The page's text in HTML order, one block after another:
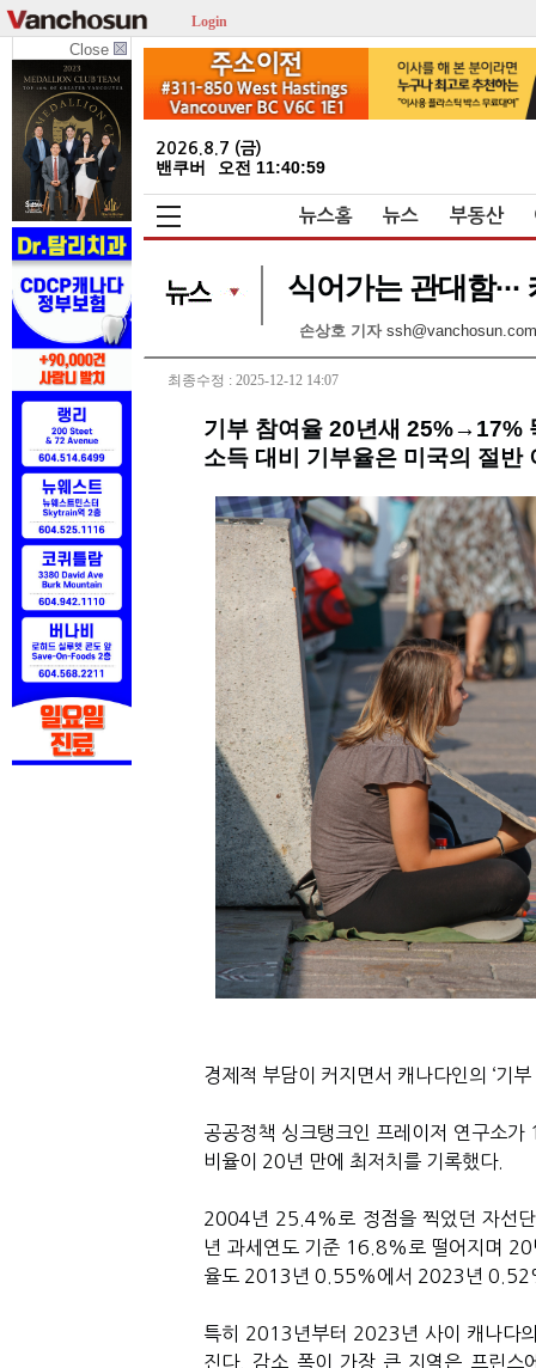
Login
Close
2026.8.7 (금)
밴쿠버 오전 11:40:59
뉴스홈 뉴스 부동산
식어가는 관대함
손상호 기자 ssh@vanchosun.com
최종수정 : 2025-12-12 14:07
기부 참여율 20년새 25%→17%
소득 대비 기부율은 미국의 절반
경제적 부담이 커지면서 캐나다인의 ‘기부
공공정책 싱크탱크인 프레이저 연구소가
비율이
20년 만에 최저치를 기록했다.
2004년 25.4% 로 정점을 찍었던 자선
년 과세연도 기준 16.8% 로 떨어지며 20
율도 2013 년 0.55%에서 2023 년
특히 2013 년부터 2023 년 사이 캐나다
진다. 감소 폭이 가장 큰 지역은 프린스